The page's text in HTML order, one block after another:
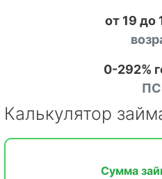
от 19 до
0-292%
Калькулятор
Сумма